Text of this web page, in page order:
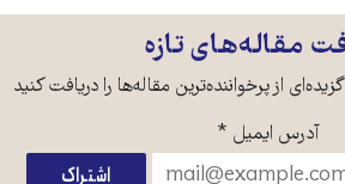
مقاله‌های تازه
از پرخواننده‌ترین مقاله‌ها را دریافت کنید
آدرس ایمیل *